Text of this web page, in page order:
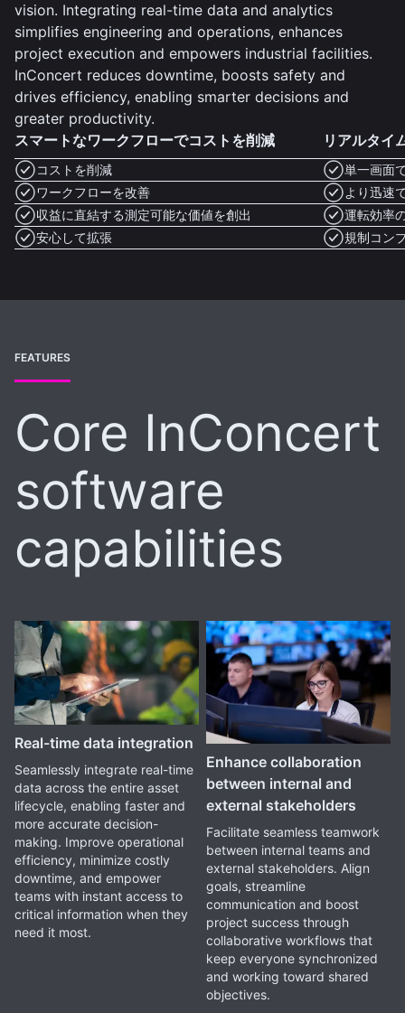
vision. Integrating real-time data and analytics
simplifies engineering and operations, enhances
project execution and empowers industrial facilities.
InConcert reduces downtime, boosts safety and
drives efficiency, enabling smarter decisions and
greater productivity.
スマートなワークフローでコストを削減
コストを削減
ワークフローを改善
収益に直結する測定可能な価値を創出
安心して拡張
リアルタイ
単一画面
より迅速
運転効率
規制コン
FEATURES
Core InConcert
software
capabilities
Real-time data integration
Seamlessly integrate real-time
data across the entire asset
lifecycle, enabling faster and
more accurate decision-
making. Improve operational
efficiency, minimize costly
downtime, and empower
teams with instant access to
critical information when they
need it most.
Enhance collaboration
between internal and
external stakeholders
Facilitate seamless teamwork
between internal teams and
external stakeholders. Align
goals, streamline
communication and boost
project success through
collaborative workflows that
keep everyone synchronized
and working toward shared
objectives.